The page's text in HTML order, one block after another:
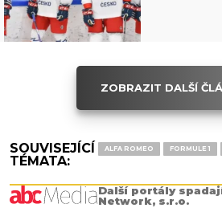
ZOBRAZIT DALŠÍ
SOUVISEJÍCÍ
TÉMATA:
ALFA ROMEO FORMULE 1
Další portály
Network, s.r.o.